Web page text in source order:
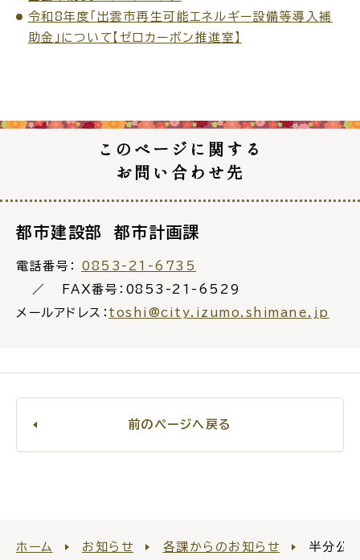
目的 から探 す
届出・手続・申請
ライフライン 公共交通
令和8年度「出雲市再生可能エネルギー設備等導入補
助金」について【ゼロカーボン推進室】
このページに関する
お問い合わせ先
都市建設部 都市計画課
電話番号： 0853-21-6735
FAX番号：0853-21-6529
メールアドレス： toshi@city.izumo.shimane.jp
前のページへ戻る
ホーム お知らせ 各課からのお知らせ 半分公